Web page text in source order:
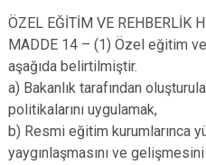
ÖZEL EĞİTİM VE REHBERLİK
MADDE 14 – (1) Özel eğitim
aşağıda belirtilmiştir.
a) Bakanlık tarafından
politikalarını uygulamak,
b) Resmi eğitim kurumlarınca
yaygınlaşmasını ve